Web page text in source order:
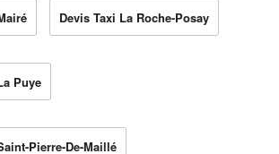
Devis Taxi La Roche-Posay
Puye
Pierre-De-Maillé